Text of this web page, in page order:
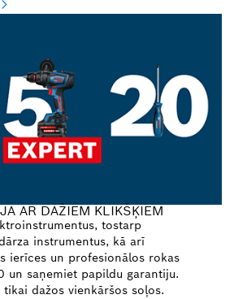
AR DAŽIEM KLIKŠĶIEM
tostarp
instrumentus, kā arī
ierīces un profesionālos rokas
un saņemiet papildu garantiju.
dažos vienkāršos soļos.